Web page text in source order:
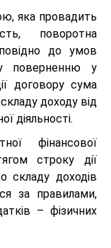
яка провадить
поворотна
до умов
поверненню у
договору сума
доходу від
діяльності.
фінансової
строку дії
складу доходів
за правилами,
– фізичних